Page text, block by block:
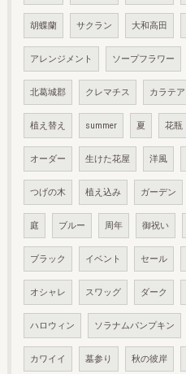
胡蝶蘭 サクラン 大和高田
アレンジメント ソープフラワー
北葛城郡 クレマチス カラテア
植え替え summer 夏 花瓶
オーダー 生けた花屋 洋風
つげの木 植え込み ガーデン
庭 ブルー 周年 御祝い
ブラック イベント セール
オシャレ スワッグ ダーク
ハロウィン ソラナムパンプキン
カワイイ 墓参り 秋の彼岸